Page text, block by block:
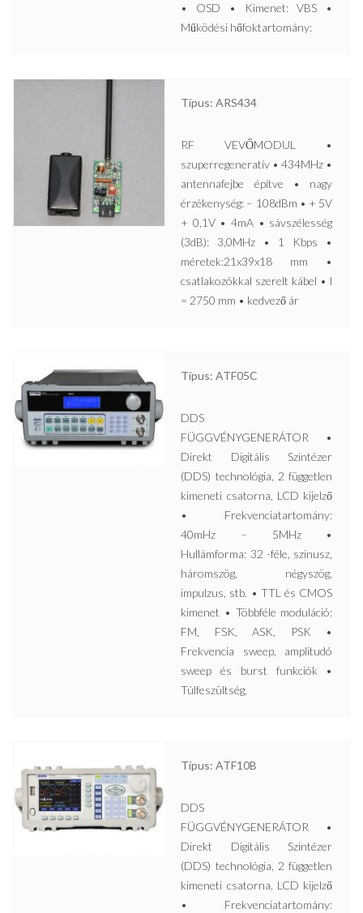
• OSD • Kimenet: VBS •
Működési hőfoktartomány:
Típus: ARS434
RF VEVŐMODUL •
szuperregeneratív • 434MHz •
antennafejbe építve • nagy
érzékenység: – 108dBm • + 5V
+ 0,1V • 4mA • sávszélesség
(3dB): 3,0MHz • 1 Kbps •
méretek:21x39x18 mm •
csatlakozókkal szerelt kábel • l
= 2750 mm • kedvező ár
Típus: ATF05C
DDS
FÜGGVÉNYGENERÁTOR •
Direkt Digitális Szintézer
(DDS) technológia, 2 független
kimeneti csatorna, LCD kijelző
• Frekvenciatartomány:
40mHz – 5MHz •
Hullámforma: 32 -féle, szinusz,
háromszög, négyszög,
impulzus, stb. • TTL és CMOS
kimenet • Többféle moduláció:
FM, FSK, ASK, PSK •
Frekvencia sweep, amplitudó
sweep és burst funkciók •
Túlfeszültség,
Típus: ATF10B
DDS
FÜGGVÉNYGENERÁTOR •
Direkt Digitális Szintézer
(DDS) technológia, 2 független
kimeneti csatorna, LCD kijelző
• Frekvenciatartomány: